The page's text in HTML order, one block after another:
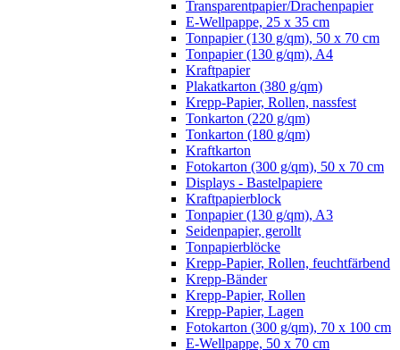
Transparentpapier/Drachenpapier
E-Wellpappe, 25 x 35 cm
Tonpapier (130 g/qm), 50 x 70 cm
Tonpapier (130 g/qm), A4
Kraftpapier
Plakatkarton (380 g/qm)
Krepp-Papier, Rollen, nassfest
Tonkarton (220 g/qm)
Tonkarton (180 g/qm)
Kraftkarton
Fotokarton (300 g/qm), 50 x 70 cm
Displays - Bastelpapiere
Kraftpapierblock
Tonpapier (130 g/qm), A3
Seidenpapier, gerollt
Tonpapierblöcke
Krepp-Papier, Rollen, feuchtfärbend
Krepp-Bänder
Krepp-Papier, Rollen
Krepp-Papier, Lagen
Fotokarton (300 g/qm), 70 x 100 cm
E-Wellpappe, 50 x 70 cm